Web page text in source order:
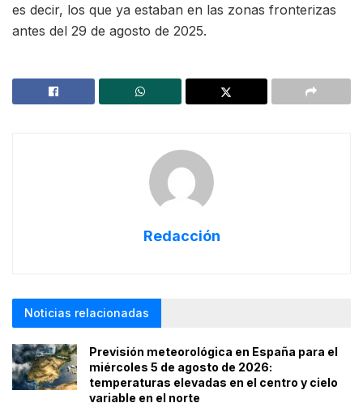
es decir, los que ya estaban en las zonas fronterizas
antes del 29 de agosto de 2025.
Redacción
Noticias relacionadas
Previsión meteorológica en España para el
miércoles 5 de agosto de 2026:
temperaturas elevadas en el centro y cielo
variable en el norte